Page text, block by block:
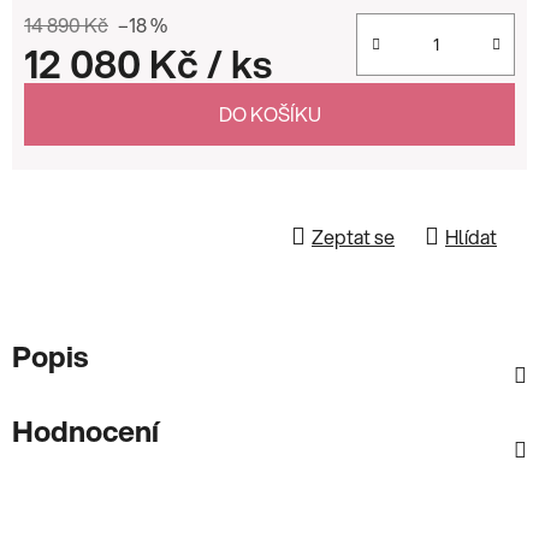
14 890 Kč –18 %
12 080 Kč/ ks
DO KOŠÍKU
Zeptat se Hlídat
Popis
Hodnocení